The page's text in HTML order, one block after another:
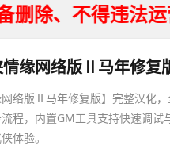
得违法运营。
络版Ⅱ马年修复版】完整汉化
程，内置GM工具支持快速调
体验。